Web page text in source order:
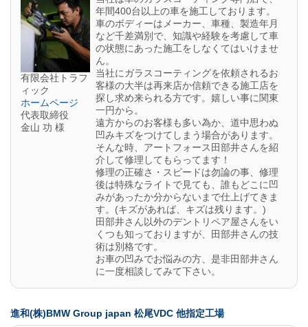
有限会社トラフ
ィック
ホームページ
代表取締役
金山 功 様
年間400台以上の車を施工しております。
車のボディーはメーカー、車種、製造年月
など千差満別で、知識や経験を考慮して車
の状態にあった施工をしなくてはいけませ
ん。
当社にガラスコーティングを依頼されるお
客様の大半は再来店か信頼できる施工店を
探し求め来られる方です。嬉しい事に関東
一円から。
遠方からのお客様も多い為か、道中思わぬ
凹みキズをつけてしまう場合があります。
そんな時、アートフォース田部井さんを紹
介して修理してもらってます！
修理の正確さ・スピードは勿論の事、修理
後は特殊なライトで見ても、誰もどこに凹
みがあったか分からないまで仕上げてきま
す。(キズがあれば、キズは残ります。)
田部井さん以外のデントリペア屋さんをい
くつも知っておりますが、田部井さんの技
術は別格です。
お車の凹みでお悩みの方、是非田部井さん
に一度相談してみて下さい。
進和(株)BMW Group japan 松尾VDC 他指定工場